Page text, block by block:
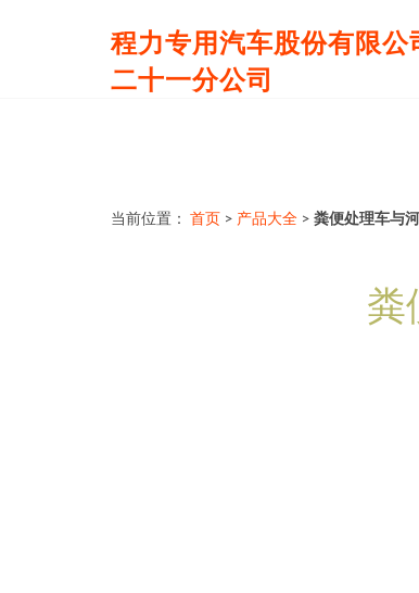
程力专用汽车股份有限公
二十一分公司
当前位置： 首页 > 产品大全 > 粪便处理车与
粪